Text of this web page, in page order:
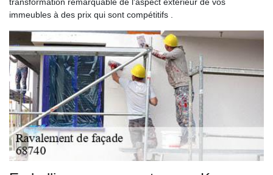
immeubles à des prix qui sont compétitifs .